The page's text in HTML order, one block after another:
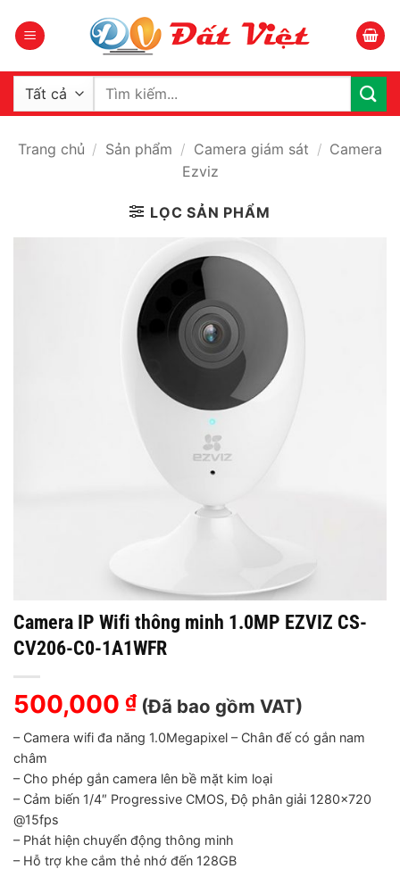
qua
dung
Tìm
Trang chủ / Sản phẩm / Camera giám sát / Camera
Ezviz
LỌC SẢN PHẨM
Camera IP Wifi thông minh 1.0MP EZVIZ CS-
CV206-C0-1A1WFR
500,000 ₫ (Đã bao gồm VAT)
– Camera wifi đa năng 1.0Megapixel – Chân đế có gắn nam
châm
– Cho phép gắn camera lên bề mặt kim loại
– Cảm biến 1/4″ Progressive CMOS, Độ phân giải 1280×720
@15fps
– Phát hiện chuyển động thông minh
– Hỗ trợ khe cắm thẻ nhớ đến 128GB